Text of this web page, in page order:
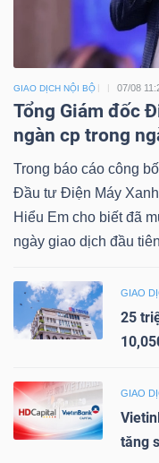
GIAO DỊCH NỘI BỘ 07/08
Tổng Giám đốc
ngàn cp trong
Trong báo cáo công
Đầu tư Điện Máy
Hiểu Em cho biết đã
ngày giao dịch đầu
GIAO
25
GIAO
tăng